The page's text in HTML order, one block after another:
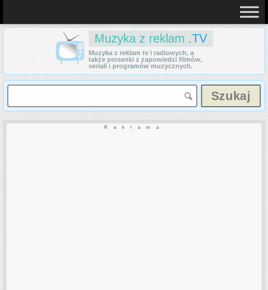
Muzyka z reklam .TV
Muzyka z reklam tv i radiowych, a
także piosenki z zapowiedzi filmów,
seriali i programów muzycznych.
Reklama